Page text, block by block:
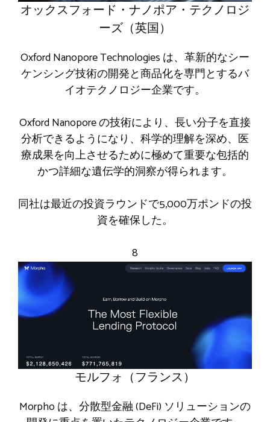
オックスフォード・ナノポア・テクノロジ
ーズ（英国）
Oxford Nanopore Technologies は、革新的なシー
ケンシング技術の開発と商品化を専門とするバ
イオテクノロジー企業です。
Oxford Nanopore の技術により、長い分子を直接
分析できるようになり、科学的理解を深め、医
療成果を向上させるために極めて重要な包括的
かつ詳細な遺伝学的洞察が得られます。
同社は最近の投資ラウンドで5,000万ポンドの投
資を確保した。
8
モルフォ（フランス）
Morpho は、分散型金融 (DeFi) ソリューションの